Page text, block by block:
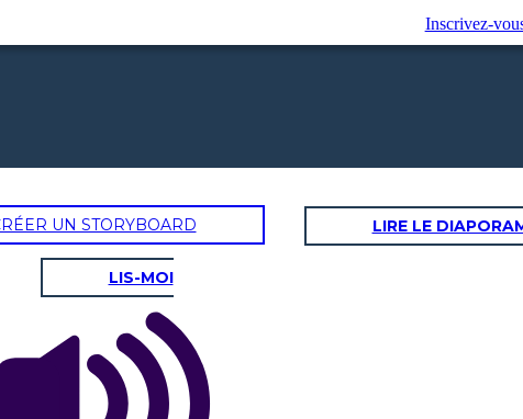
Inscrivez-
UN STORYBOARD LIRE LE
LIS-MOI